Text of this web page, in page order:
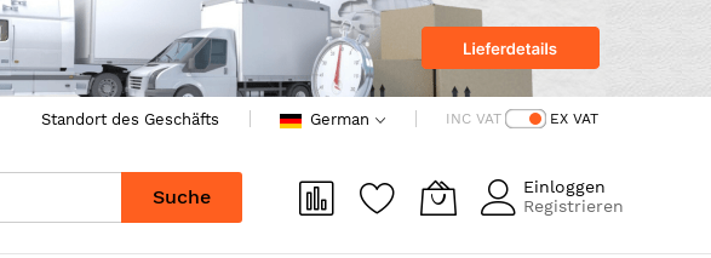
Standort des Geschäfts German INC VAT EX VAT
Suche
Einloggen
Registrieren